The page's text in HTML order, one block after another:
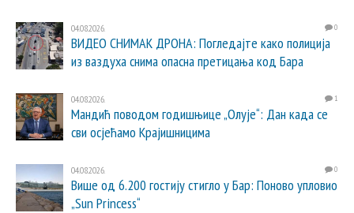
04.08.2026. 0
ВИДЕО СНИМАК ДРОНА: Погледајте како полиција
из ваздуха снима опасна претицања код Бара
04.08.2026. 1
Мандић поводом годишњице „Олује“: Дан када се
сви осјећамо Крајишницима
04.08.2026. 0
Више од 6.200 гостију стигло у Бар: Поново упловио
„Sun Princess“